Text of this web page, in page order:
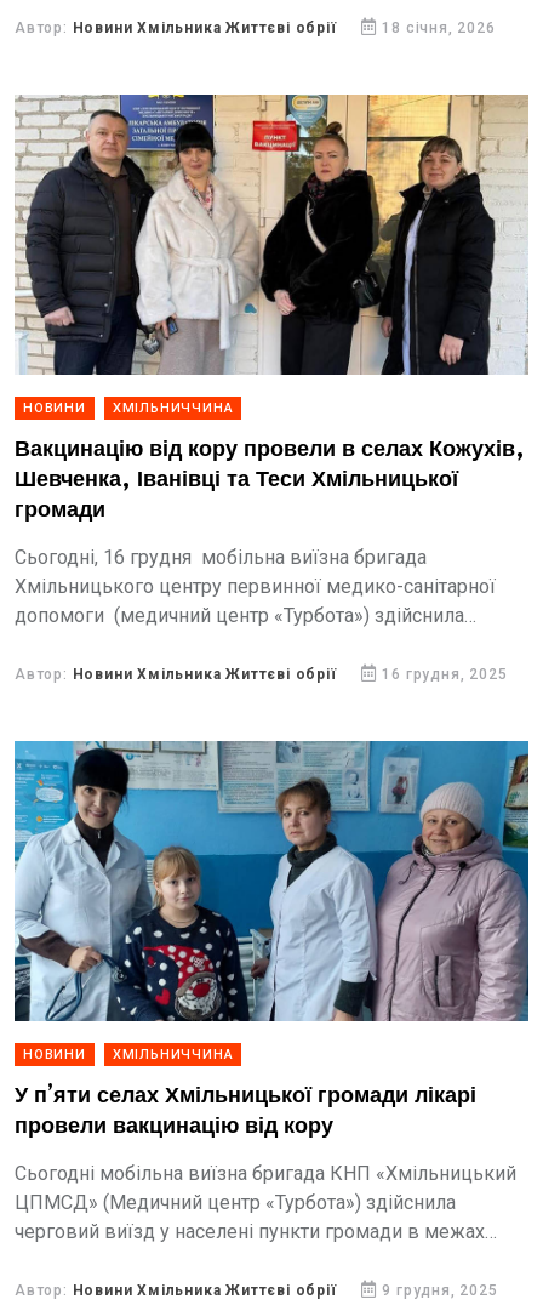
організації «Лікарі світу» (MdM – Україна).
Автор: Новини Хмільника Життєві обрії 18 січня, 2026
НОВИНИ ХМІЛЬНИЧЧИНА
Вакцинацію від кору провели в селах Кожухів,
Шевченка, Іванівці та Теси Хмільницької
громади
Сьогодні, 16 грудня мобільна виїзна бригада
Хмільницького центру первинної медико-санітарної
допомоги (медичний центр «Турбота») здійснила
Всеукраїнської програми «Щеплення – найкращий
Автор: Новини Хмільника Життєві обрії 16 грудня, 2025
НОВИНИ ХМІЛЬНИЧЧИНА
У п’яти селах Хмільницької громади лікарі
провели вакцинацію від кору
Сьогодні мобільна виїзна бригада КНП «Хмільницький
ЦПМСД» (Медичний центр «Турбота») здійснила
черговий виїзд у населені пункти громади в межах
захист дитини проти кору».
Автор: Новини Хмільника Життєві обрії 9 грудня, 2025